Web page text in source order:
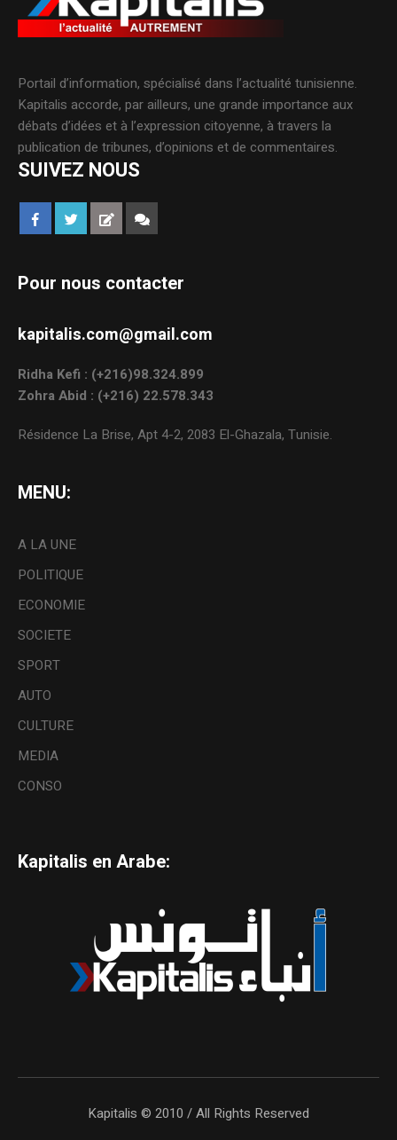
Portail d’information, spécialisé dans l’actualité tunisienne.
Kapitalis accorde, par ailleurs, une grande importance aux
débats d’idées et à l’expression citoyenne, à travers la
publication de tribunes, d’opinions et de commentaires.
SUIVEZ NOUS
Pour nous contacter
kapitalis.com@gmail.com
Ridha Kefi : (+216)98.324.899
Zohra Abid : (+216) 22.578.343
Résidence La Brise, Apt 4-2, 2083 El-Ghazala, Tunisie.
MENU:
A LA UNE
POLITIQUE
ECONOMIE
SOCIETE
SPORT
AUTO
CULTURE
MEDIA
CONSO
Kapitalis en Arabe:
Kapitalis © 2010 / All Rights Reserved